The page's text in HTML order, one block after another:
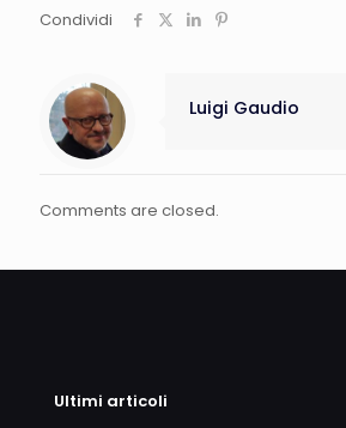
Condividi
Luigi Gaudio
Comments are closed.
Ultimi articoli